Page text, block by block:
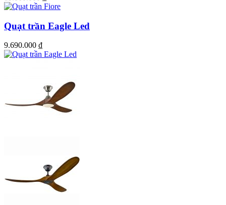
Quạt trần Eagle Led
9.690.000 ₫